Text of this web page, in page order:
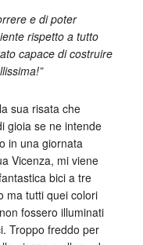
e di poter
rispetto a tutto
capace di costruire
sua risata che
gioia se ne intende
in una giornata
Vicenza, mi viene
bici a tre
ma tutti quei colori
fossero illuminati
Troppo freddo per